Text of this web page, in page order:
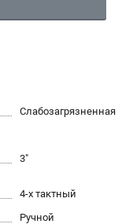
Слабозагрязненная
3"
4-х тактный
Ручной